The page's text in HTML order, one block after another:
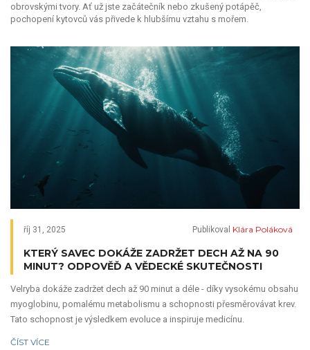
obrovskými tvory. Ať už jste začátečník nebo zkušený potápěč,
pochopení kytovců vás přivede k hlubšímu vztahu s mořem.
říj 31, 2025 Publikoval Klára Poláková
KTERÝ SAVEC DOKÁŽE ZADRŽET DECH AŽ NA 90
MINUT? ODPOVĚĎ A VĚDECKÉ SKUTEČNOSTI
Velryba dokáže zadržet dech až 90 minut a déle - díky vysokému obsahu
myoglobinu, pomalému metabolismu a schopnosti přesměrovávat krev.
Tato schopnost je výsledkem evoluce a inspiruje medicínu.
ČÍST VÍCE